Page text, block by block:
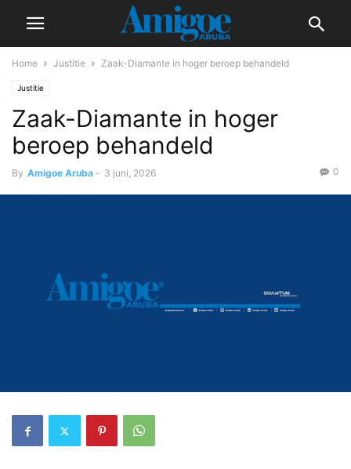
Home Justitie Zaak-Diamante in hoger beroep behandeld
Justitie
Zaak-Diamante in hoger
beroep behandeld
By Amigoe Aruba - 3 juni, 2026 0